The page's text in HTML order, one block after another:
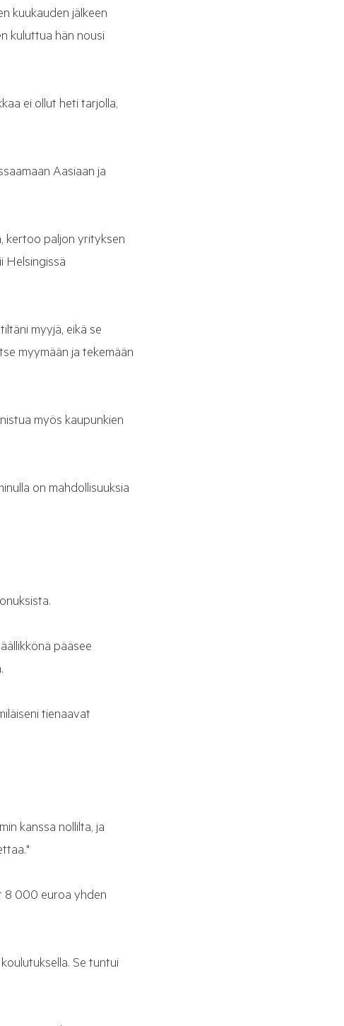
kuukauden jälkeen
kuluttua hän nousi
ei ollut heti tarjolla,
Aasiaan ja
kertoo paljon yrityksen
Helsingissä
myyjä, eikä se
myymään ja tekemään
myös kaupunkien
on mahdollisuuksia
pääsee
tienaavat
kanssa nollilta, ja
8 000 euroa yhden
Se tuntui